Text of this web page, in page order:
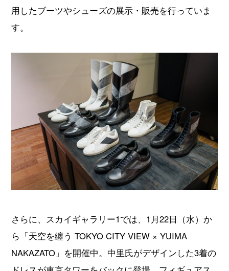
用したブーツやシューズの展示・販売を行っていま
す。
さらに、スカイギャラリー1では、1月22日（水）か
ら「天空を纏う TOKYO CITY VIEW × YUIMA
NAKAZATO」を開催中。中里氏がデザインした3着の